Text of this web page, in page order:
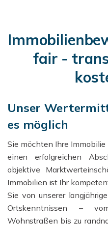
fair -
Unser
es möglich
Sie möchten Ihre
einen erfolgreichen
objektive
Immobilien ist Ihr
Sie von unserer
Ortskenntnissen –
Wohnstraßen bis zu